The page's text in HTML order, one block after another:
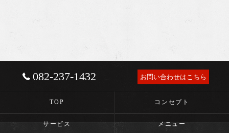
082-237-1432 お問い合わせはこちら
TOP コンセプト
サービス メニュー